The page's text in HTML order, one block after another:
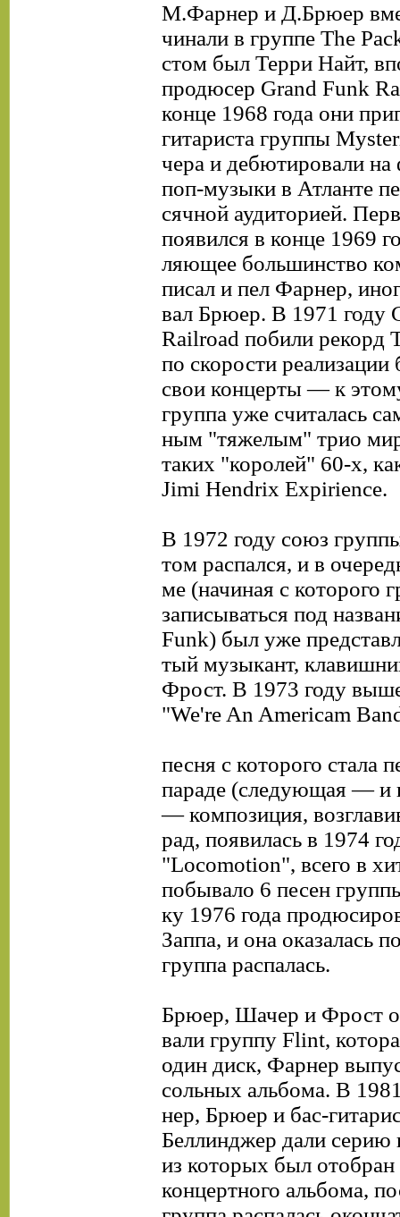
М.Фарнер и Д.Брюер
чинали в группе The
стом был Терри Найт,
продюсер Grand Funk
конце 1968 года они
гитариста группы
чера и дебютировали на
поп-музыки в Атланте
сячной аудиторией.
появился в конце 1969
ляющее большинство
писал и пел Фарнер,
вал Брюер. В 1971 году
Railroad побили рекорд
по скорости реализации
свои концерты — к
группа уже считалась
ным "тяжелым" трио
таких "королей" 60-х,
Jimi Hendrix Expirience.
В 1972 году союз
том распался, и в
ме (начиная с которого
записываться под
Funk) был уже
тый музыкант,
Фрост. В 1973 году
"We're An Americam
песня с которого стала
параде (следующая — и
— композиция,
рад, появилась в 1974
"Locomotion", всего в
побывало 6 песен
ку 1976 года
Заппа, и она оказалась
группа распалась.
Брюер, Шачер и Фрост
вали группу Flint,
один диск, Фарнер
сольных альбома. В
нер, Брюер и бас-
Беллинджер дали серию
из которых был отобран
концертного альбома,